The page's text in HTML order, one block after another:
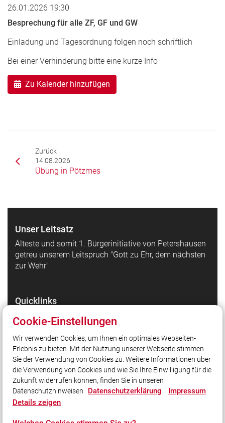
26.01.2026 19:30
Besprechung für alle ZF, GF und GW
Einladung und Tagesordnung folgen noch schriftlich
Bei einer Verhinderung bitte eine kurze Info
Zu Kalender hinzufügen
Zurück
14.08.2026
Übung in Pötzmes
Unser Leitsatz
Älteste und somit 1. Bürgerinitiative von Petershausen
getreu unserem Leitspruch "Gott zu Ehr, dem nächsten
zur Wehr"
Quicklinks
Gemeinde Petershausen
Kreisfeuerwehrverband Dachau
Landesfeuerwehrverband Bayern e.V.
Rettungskarte für Dein Auto - Information und
Download
Social Media
Cookie-Einstellungen
Wir verwenden Cookies, um Ihnen ein optimales Webseiten-
Erlebnis zu bieten. Mit der Nutzung unserer Webseite stimmen
Sie der Verwendung von Cookies zu. Weitere Informationen über
die Verwendung von Cookies und wie Sie Ihre Einwilligung für die
Zukunft widerrufen können, finden Sie in unseren
Datenschutzhinweisen. Datenschutzerklärung
Impressum
Details zeigen